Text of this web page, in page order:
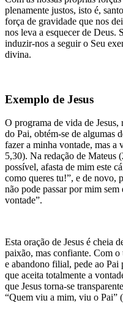
plenamente justos, isto é,
força de gravidade que nos
nos leva a esquecer de Deus.
induzir-nos a seguir o Seu
divina.
Exemplo de Jesus
O programa de vida de
do Pai, obtém-se de algumas
fazer a minha vontade, mas a
5,30). Na redação de Mateus
possível, afasta de mim este
como queres tu!”, e de novo,
não pode passar por mim sem
vontade”.
Esta oração de Jesus é cheia
paixão, mas confiante. Com
e abandono filial, pede ao Pai
que aceita totalmente a
que Jesus torna-se
“Quem viu a mim, viu o Pai”